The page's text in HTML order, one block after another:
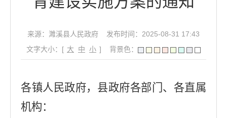
来源：濉溪县人民政府
发布时间：2025-08-31 17:43
文字大小：[ 大 中 小 ] 背景色：
各镇人民政府，县政府各部门、各直属
机构：